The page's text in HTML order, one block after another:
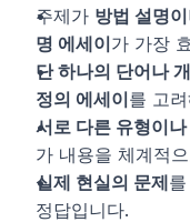
주제가 방법 설명
명 에세이가 가장
단 하나의 단어나
정의 에세이를 고
서로 다른 유형이
가 내용을 체계적
실제 현실의 문제
정답입니다.